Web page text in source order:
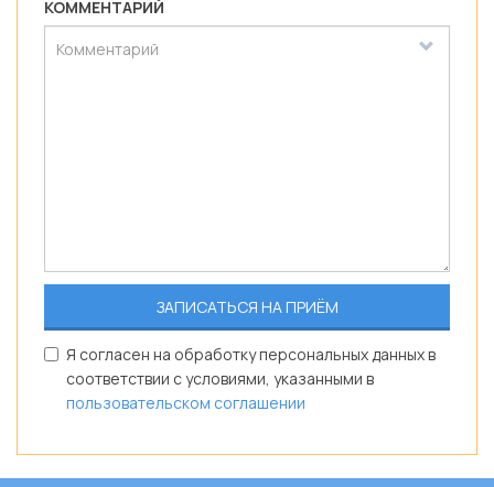
КОММЕНТАРИЙ
Я согласен на обработку персональных данных в
соответствии с условиями, указанными в
пользовательском соглашении